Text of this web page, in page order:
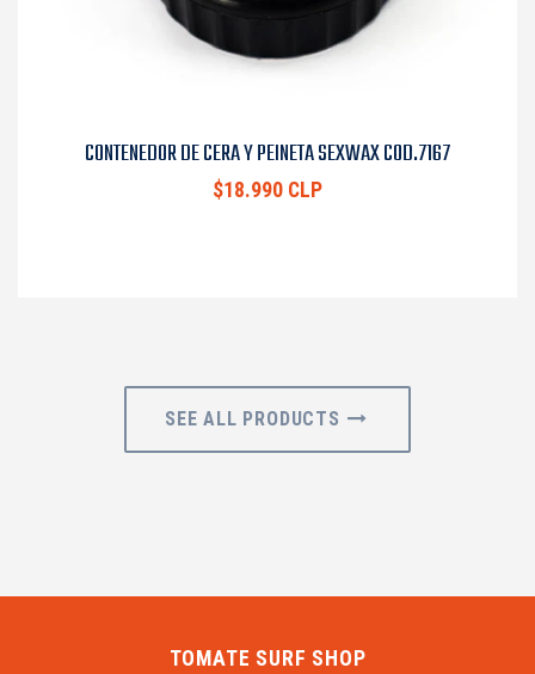
CONTENEDOR DE CERA Y PEINETA SEXWAX COD.7167
$18.990 CLP
SEE ALL PRODUCTS
TOMATE SURF SHOP